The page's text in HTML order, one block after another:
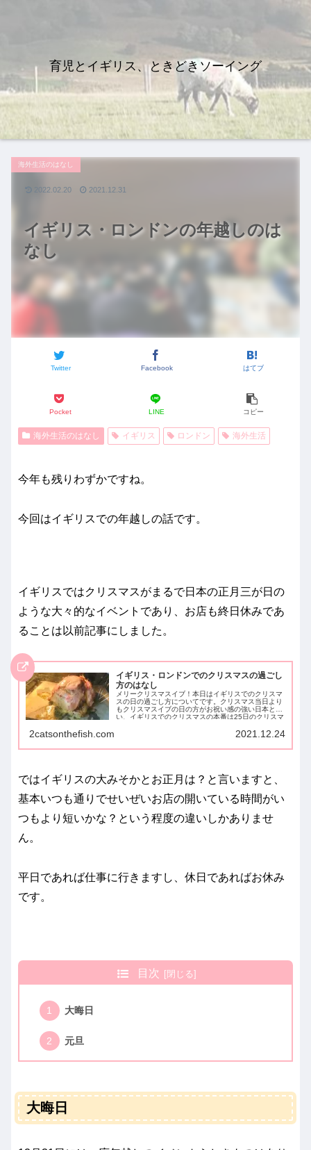
育児とイギリス、ときどきソーイング
イギリス・ロンドンの年越しのは
なし
海外生活のはなし
Twitter Facebook はてブ
Pocket LINE コピー
2022.02.20 2021.12.31
海外生活のはなし イギリス ロンドン 海外生活
今年も残りわずかですね。
今回はイギリスでの年越しの話です。
イギリスではクリスマスがまるで日本の正月三が日の
ような大々的なイベントであり、お店も終日休みであ
ることは以前記事にしました。
イギリス・ロンドンでのクリスマスの過ごし
方のはなし
メリークリスマスイブ！本日はイギリスでのクリスマ
スの日の過ごし方についてです。クリスマス当日より
もクリスマスイブの日の方がお祝い感の強い日本と違
い、イギリスでのクリスマスの本番は25日のクリスマ
2catsonthefish.com 2021.12.24
ではイギリスの大みそかとお正月は？と言いますと、
基本いつも通りでせいぜいお店の開いている時間がい
つもより短いかな？という程度の違いしかありませ
ん。
平日であれば仕事に行きますし、休日であればお休み
です。
目次
大晦日
元旦
大晦日